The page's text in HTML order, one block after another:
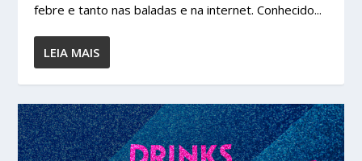
febre e tanto nas baladas e na internet. Conhecido...
LEIA MAIS